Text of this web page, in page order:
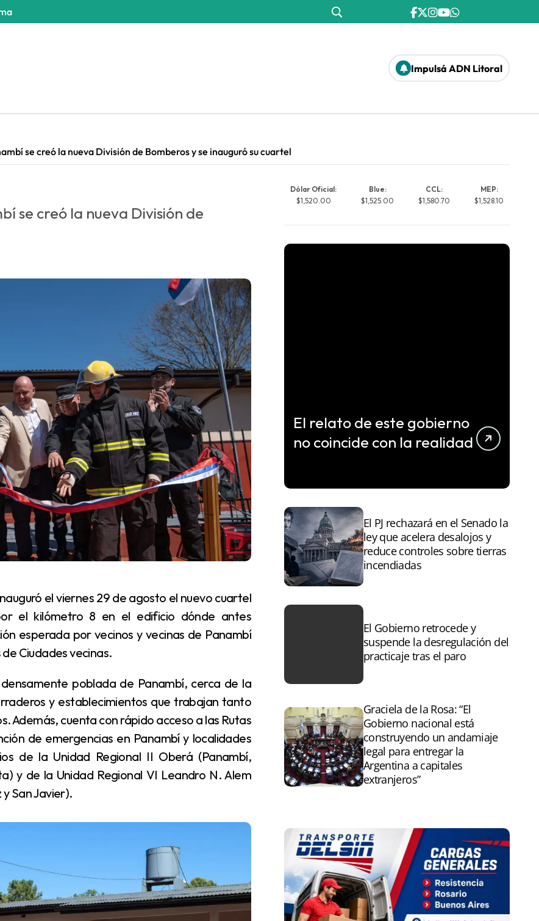
Impulsá ADN Litoral
se creó la nueva División de Bomberos y se inauguró su cuartel
se creó la nueva División de
el kilómetro 8 en el edificio dónde antes
esperada por vecinos y vecinas de Panambí
Ciudades vecinas.
y establecimientos que trabajan tanto
Además, cuenta con rápido acceso a las Rutas
de emergencias en Panambí y localidades
de la Unidad Regional II Oberá (Panambí,
y de la Unidad Regional VI Leandro N. Alem
San Javier).
Dólar Oficial:
$1,520.00
Blue:
$1,525.00
CCL:
$1,580.70
MEP:
$1,528.10
El relato de este gobierno
no coincide con la realidad
El PJ rechazará en el Senado la
ley que acelera desalojos y
reduce controles sobre tierras
incendiadas
El Gobierno retrocede y
suspende la desregulación del
practicaje tras el paro
Graciela de la Rosa: “El
Gobierno nacional está
construyendo un andamiaje
legal para entregar la
Argentina a capitales
extranjeros”